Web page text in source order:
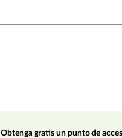
Obtenga gratis un punto de